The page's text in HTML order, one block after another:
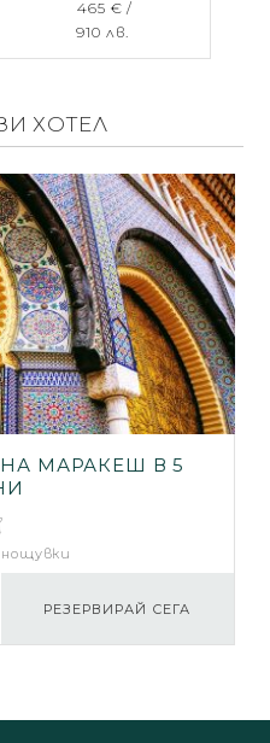
465 € /
910 лв.
ХОТЕЛ
МАРАКЕШ В 5
РЕЗЕРВИРАЙ СЕГА